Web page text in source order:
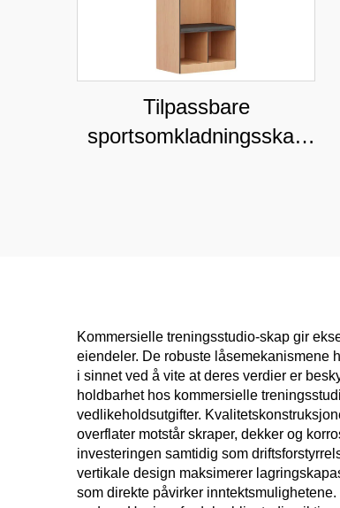
Tilpassbare
sportsomkladningsskap
Kommersielle treningsstudio-skap gir
eiendeler. De robuste låsemekanismene
i sinnet ved å vite at deres verdier er
holdbarhet hos kommersielle
vedlikeholdsutgifter.
overflater motstår skraper, dekker og
investeringen samtidig som
vertikale design maksimerer
som direkte påvirker